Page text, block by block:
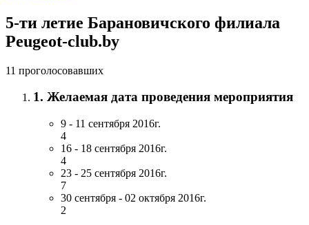
5-ти летие Барановичского филиала
Peugeot-club.by
11 проголосовавших
1. Желаемая дата проведения мероприятия
9 - 11 сентября 2016г.
4
16 - 18 сентября 2016г.
4
23 - 25 сентября 2016г.
7
30 сентября - 02 октября 2016г.
2